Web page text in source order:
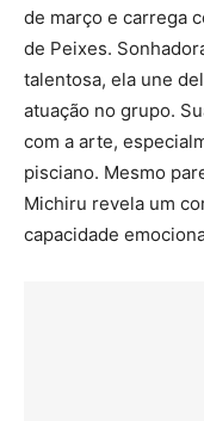
de março e carrega
de Peixes.
talentosa, ela une
atuação no grupo.
com a arte,
pisciano. Mesmo
Michiru revela um
capacidade